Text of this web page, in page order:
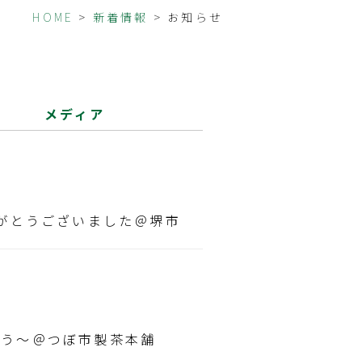
HOME > 新着情報 > お知らせ
メディア
とうございました＠堺市
～＠つぼ市製茶本舗